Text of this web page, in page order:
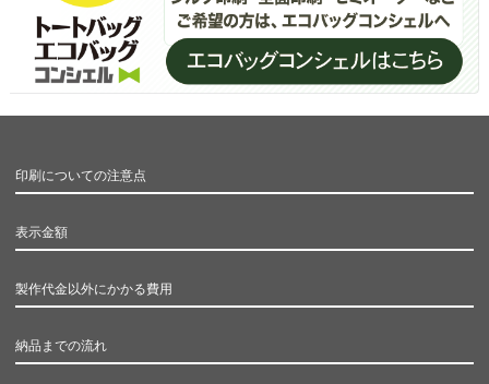
印刷についての注意点
表示金額
製作代金以外にかかる費用
納品までの流れ